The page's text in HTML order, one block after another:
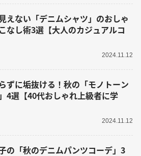
えない「デニムシャツ」のおしゃ
なし術3選【大人のカジュアルコ
2024.11.12
ずに垢抜ける！秋の「モノトーン
4選【40代おしゃれ上級者に学
2024.11.12
の「秋のデニムパンツコーデ」3